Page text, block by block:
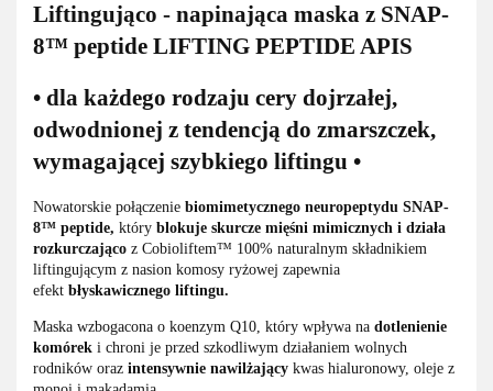
Liftingująco - napinająca maska z SNAP-
8™ peptide LIFTING PEPTIDE APIS
• dla każdego rodzaju cery dojrzałej,
odwodnionej z tendencją do zmarszczek,
wymagającej szybkiego liftingu •
Nowatorskie połączenie biomimetycznego neuropeptydu SNAP-
8™ peptide, który blokuje skurcze mięśni mimicznych i działa
rozkurczająco z Cobioliftem™ 100% naturalnym składnikiem
liftingującym z nasion komosy ryżowej zapewnia
efekt błyskawicznego liftingu.
Maska wzbogacona o koenzym Q10, który wpływa na dotlenienie
komórek i chroni je przed szkodliwym działaniem wolnych
rodników oraz intensywnie nawilżający kwas hialuronowy, oleje z